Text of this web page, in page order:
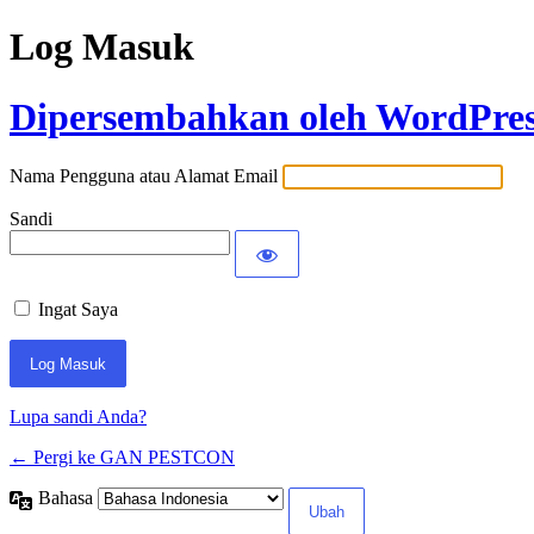
Log Masuk
Dipersembahkan oleh
Nama Pengguna atau Alamat Email
Sandi
Ingat Saya
Lupa sandi Anda?
← Pergi ke GAN PESTCON
Bahasa